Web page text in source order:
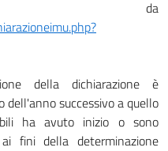
da
della dichiarazione è
successivo a quello
ha avuto inizio o sono
fini della determinazione